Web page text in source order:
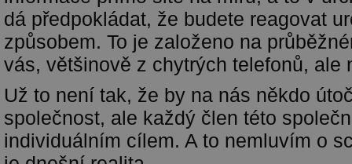
dá předpokládat, že budete reagovat
způsobem. To je založeno na
vás, většinově z chytrých telefonů, ale
Už to není tak, že by na nás někdo
společnost, ale každý člen této
individuálním cílem. A to nemluvím o